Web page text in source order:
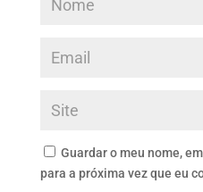
Guardar o meu nome,
para a próxima vez que eu